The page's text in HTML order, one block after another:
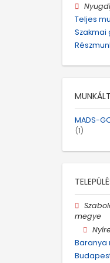
Teljes
Szakmai
MADS-
(1)
megye
Baranya